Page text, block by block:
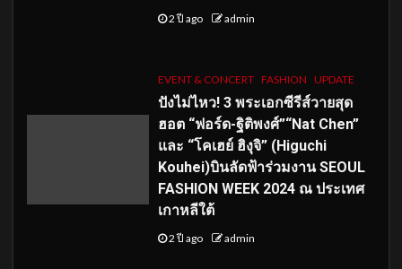
2 ปี ago admin
EVENT & CONCERT FASHION UPDATE
ปังไม่ไหว! 3 พระเอกซีรีส์วายสุด
ฮอต “ฟอร์ด-ฐิติพงศ์”“Nat Chen”
และ “โคเฮย์ ฮิงุจิ” (Higuchi
Kouhei)บินลัดฟ้าร่วมงาน SEOUL
FASHION WEEK 2024 ณ ประเทศ
เกาหลีใต้
2 ปี ago admin